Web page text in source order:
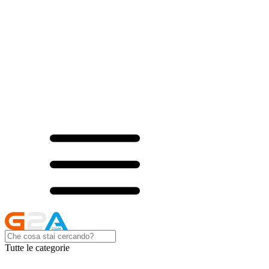
Tutte le categorie